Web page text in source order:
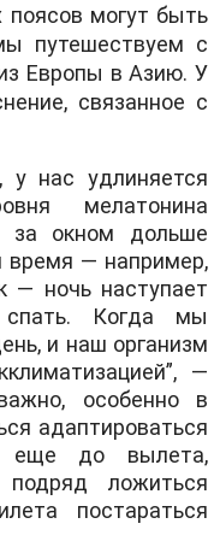
могут быть
путешествуем с
Европы в Азию. У
связанное с
нас удлиняется
мелатонина
за окном дольше
время — например,
— ночь наступает
Когда мы
и наш организм
—
особенно в
адаптироваться
еще до вылета,
ложиться
постараться